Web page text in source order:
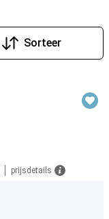
Sorteer
prijsdetails